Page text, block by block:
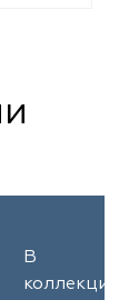
В
коллекции